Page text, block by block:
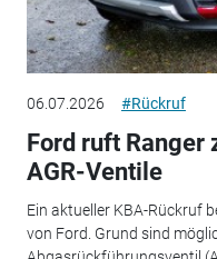
06.07.2026 #Rückruf
Ford ruft
AGR-Ventile
Ein aktueller KBA-Rückruf
von Ford. Grund sind